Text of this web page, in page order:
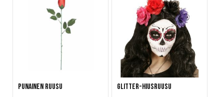
Punainen ruusu Glitter-hiusruusu